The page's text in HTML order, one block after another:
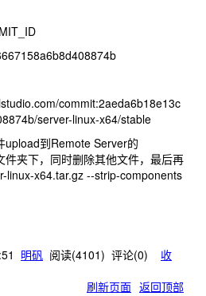
commit:2aeda6b18e13c
server-linux-x64/stable
upload到Remote Server的
夹下，同时删除其他文件，最后再
linux-x64.tar.gz --strip-components
明矾 阅读(4101) 评论(0) 收
刷新页面 返回顶部